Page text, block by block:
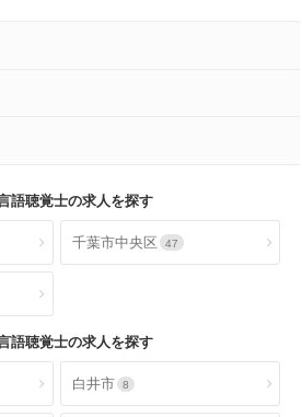
語聴覚士の求人を探す
千葉市中央区 47
語聴覚士の求人を探す
白井市 8